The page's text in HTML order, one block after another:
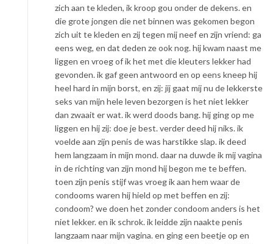
zich aan te kleden, ik kroop gou onder de dekens. en
die grote jongen die net binnen was gekomen begon
zich uit te kleden en zij tegen mij neef en zijn vriend: ga
eens weg, en dat deden ze ook nog. hij kwam naast me
liggen en vroeg of ik het met die kleuters lekker had
gevonden. ik gaf geen antwoord en op eens kneep hij
heel hard in mijn borst, en zij: jij gaat mij nu de lekkerste
seks van mijn hele leven bezorgen is het niet lekker
dan zwaait er wat. ik werd doods bang. hij ging op me
liggen en hij zij: doe je best. verder deed hij niks. ik
voelde aan zijn penis de was harstikke slap. ik deed
hem langzaam in mijn mond. daar na duwde ik mij vagina
in de richting van zijn mond hij begon me te beffen.
toen zijn penis stijf was vroeg ik aan hem waar de
condooms waren hij hield op met beffen en zij:
condoom? we doen het zonder condoom anders is het
niet lekker. en ik schrok. ik leidde zijn naakte penis
langzaam naar mijn vagina. en ging een beetje op en